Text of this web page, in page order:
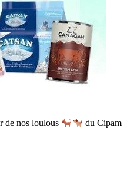
de nos loulous
du Cipam